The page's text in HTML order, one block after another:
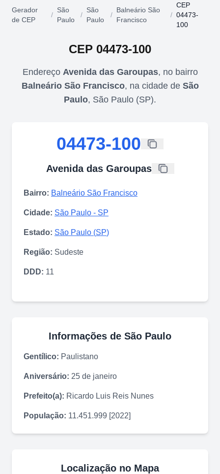
Gerador
de CEP
/
São
Paulo
/
São
Paulo
/
Balneário São
Francisco
/
CEP
04473-
100
CEP 04473-100
Endereço Avenida das Garoupas, no bairro
Balneário São Francisco, na cidade de São
Paulo, São Paulo (SP).
04473-100
Avenida das Garoupas
Bairro: Balneário São Francisco
Cidade: São Paulo - SP
Estado: São Paulo (SP)
Região: Sudeste
DDD: 11
Informações de São Paulo
Gentílico: Paulistano
Aniversário: 25 de janeiro
Prefeito(a): Ricardo Luis Reis Nunes
População: 11.451.999 [2022]
Localização no Mapa